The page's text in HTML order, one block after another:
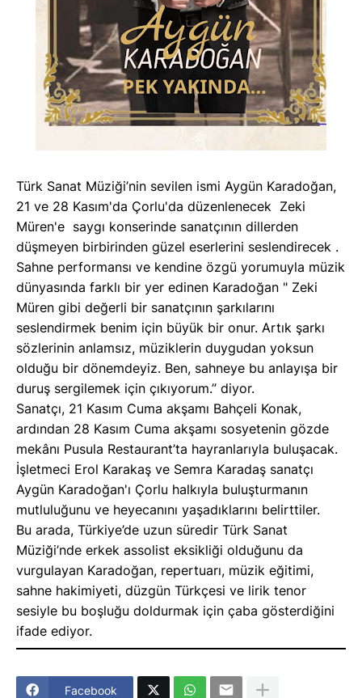
Türk Sanat Müziği’nin sevilen ismi Aygün Karadoğan,
21 ve 28 Kasım'da Çorlu'da düzenlenecek Zeki
Müren'e saygı konserinde sanatçının dillerden
düşmeyen birbirinden güzel eserlerini seslendirecek .
Sahne performansı ve kendine özgü yorumuyla müzik
dünyasında farklı bir yer edinen Karadoğan " Zeki
Müren gibi değerli bir sanatçının şarkılarını
seslendirmek benim için büyük bir onur. Artık şarkı
sözlerinin anlamsız, müziklerin duygudan yoksun
olduğu bir dönemdeyiz. Ben, sahneye bu anlayışa bir
duruş sergilemek için çıkıyorum.” diyor.
Sanatçı, 21 Kasım Cuma akşamı Bahçeli Konak,
ardından 28 Kasım Cuma akşamı sosyetenin gözde
mekânı Pusula Restaurant’ta hayranlarıyla buluşacak.
İşletmeci Erol Karakaş ve Semra Karadaş sanatçı
Aygün Karadoğan'ı Çorlu halkıyla buluşturmanın
mutluluğunu ve heyecanını yaşadıklarını belirttiler.
Bu arada, Türkiye’de uzun süredir Türk Sanat
Müziği’nde erkek assolist eksikliği olduğunu da
vurgulayan Karadoğan, repertuarı, müzik eğitimi,
sahne hakimiyeti, düzgün Türkçesi ve lirik tenor
sesiyle bu boşluğu doldurmak için çaba gösterdiğini
ifade ediyor.
Facebook